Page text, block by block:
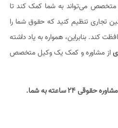
می‌تواند به شما کمک کند تا
تجاری تنظیم کنید که حقوق شما را
کند. بنابراین، همواره به یاد داشته
از مشاوره و کمک یک وکیل متخصص
۲۴ ساعته به شما.